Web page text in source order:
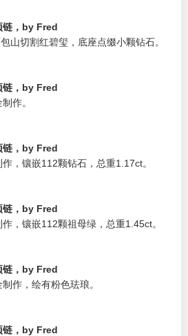
链，by Fred
山切割红碧玺，底座点缀小颗钻石。
链，by Fred
作。
链，by Fred
，镶嵌112颗钻石，总重1.17ct。
链，by Fred
，镶嵌112颗祖母绿，总重1.45ct。
链，by Fred
作，绘有粉色珐琅。
链，by Fred